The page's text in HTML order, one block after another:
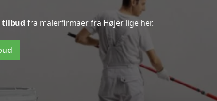
tilbud fra malerfirmaer fra Højer lige her.